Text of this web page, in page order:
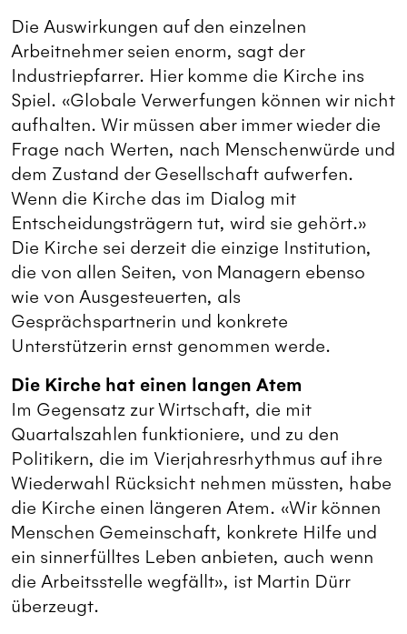
Die Auswirkungen auf den einzelnen
Arbeitnehmer seien enorm, sagt der
Industriepfarrer. Hier komme die Kirche ins
Spiel. «Globale Verwerfungen können wir nicht
aufhalten. Wir müssen aber immer wieder die
Frage nach Werten, nach Menschenwürde und
dem Zustand der Gesellschaft aufwerfen.
Wenn die Kirche das im Dialog mit
Entscheidungsträgern tut, wird sie gehört.»
Die Kirche sei derzeit die einzige Institution,
die von allen Seiten, von Managern ebenso
wie von Ausgesteuerten, als
Gesprächspartnerin und konkrete
Unterstützerin ernst genommen werde.
Die Kirche hat einen langen Atem
Im Gegensatz zur Wirtschaft, die mit
Quartalszahlen funktioniere, und zu den
Politikern, die im Vierjahresrhythmus auf ihre
Wiederwahl Rücksicht nehmen müssten, habe
die Kirche einen längeren Atem. «Wir können
Menschen Gemeinschaft, konkrete Hilfe und
ein sinnerfülltes Leben anbieten, auch wenn
die Arbeitsstelle wegfällt», ist Martin Dürr
überzeugt.